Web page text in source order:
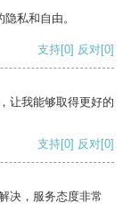
私和自由。
支持[0] 反对[0]
让我能够取得更好的
支持[0] 反对[0]
决，服务态度非常